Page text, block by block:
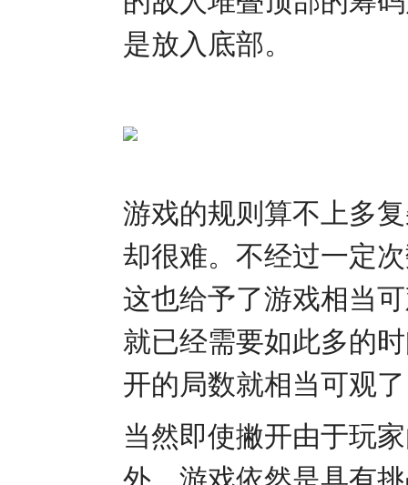
是放入底部。
游戏的规则算不上多
却很难。不经过一定
这也给予了游戏相当
就已经需要如此多的
开的局数就相当可观
当然即使撇开由于玩